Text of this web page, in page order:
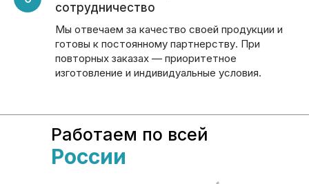
сотрудничество
Мы отвечаем за качество своей продукции и
готовы к постоянному партнерству. При
повторных заказах — приоритетное
изготовление и индивидуальные условия.
Работаем по всей
России